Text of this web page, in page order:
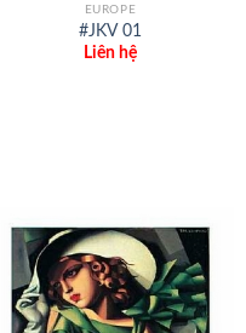
EUROPE
#JKV 01
Liên hệ